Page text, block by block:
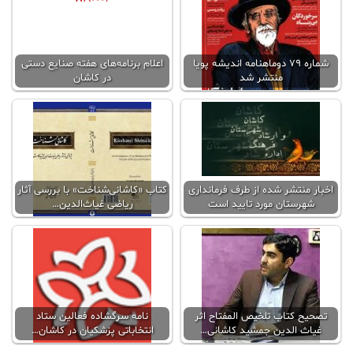
شماره ۷۹ دوماهنامه اندیشه پویا
منتشر شد
اعلام برنامه‌های هفته صنایع دستی
در کاشان
اخبار منتشر شده از طرف فرمانداری
شهرستان مورد تایید است
کتاب «کاشانی‌شناخت» با بررسی آثار
ریاضی غیاث‌الدین…
تصحیح کتاب تلخیص المفتاح اثر
غیاث الدین جمشید کاشانی…
نامه سرگشاده فعالین ستاد
انتخاباتی پزشکیان در کاشان…